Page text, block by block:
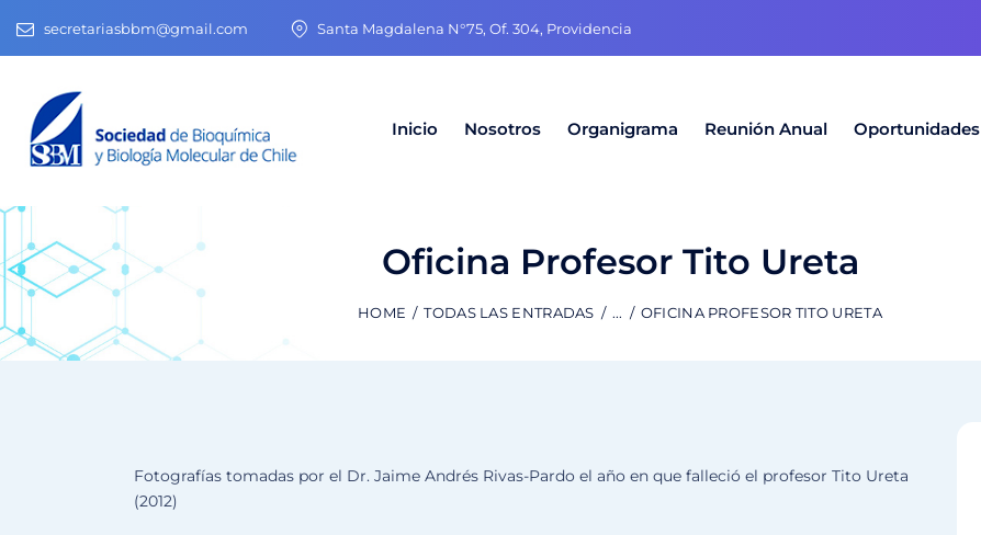
secretariasbbm@gmail.com Santa Magdalena N°75, Of. 304, Providencia
Inicio Nosotros Organigrama Reunión Anual Oportunidades
Oficina Profesor Tito Ureta
HOME TODAS LAS ENTRADAS ... OFICINA PROFESOR TITO URETA
Fotografías tomadas por el Dr. Jaime Andrés Rivas-Pardo el año en que falleció el profesor Tito Ureta
(2012)